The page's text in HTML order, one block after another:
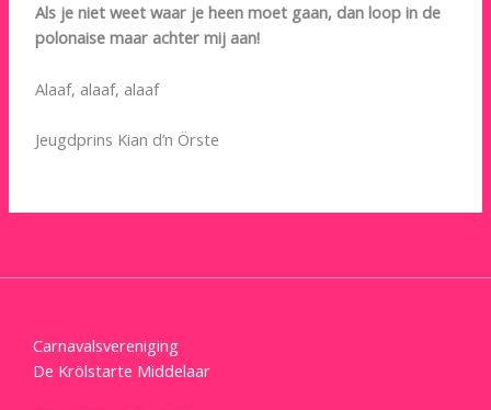
Als je niet weet waar je heen moet gaan, dan loop in de
polonaise maar achter mij aan!
Alaaf, alaaf, alaaf
Jeugdprins Kian d’n Örste
Carnavalsvereniging
De Krölstarte Middelaar